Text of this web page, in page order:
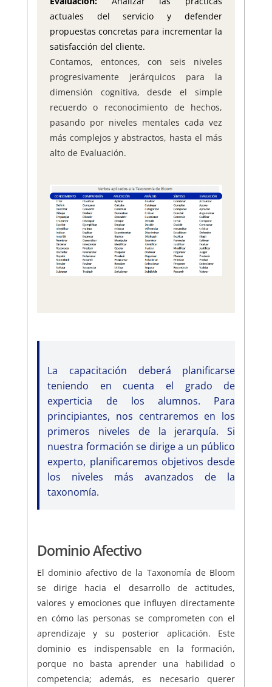
actuales del servicio y defender
propuestas concretas para incrementar la
satisfacción del cliente.
Contamos, entonces, con seis niveles
progresivamente jerárquicos para la
dimensión cognitiva, desde el simple
recuerdo o reconocimiento de hechos,
pasando por niveles mentales cada vez
más complejos y abstractos, hasta el más
alto de Evaluación.
La capacitación deberá planificarse
teniendo en cuenta el grado de
experticia de los alumnos. Para
principiantes, nos centraremos en los
primeros niveles de la jerarquía. Si
nuestra formación se dirige a un público
experto, planificaremos objetivos desde
los niveles más avanzados de la
taxonomía.
Dominio Afectivo
El dominio afectivo de la Taxonomía de Bloom
se dirige hacia el desarrollo de actitudes,
valores y emociones que influyen directamente
en cómo las personas se comprometen con el
aprendizaje y su posterior aplicación. Este
dominio es indispensable en la formación,
porque no basta aprender una habilidad o
competencia; además, es necesario querer